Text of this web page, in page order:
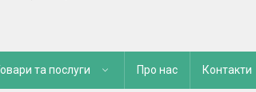
та послуги Про нас Контакти